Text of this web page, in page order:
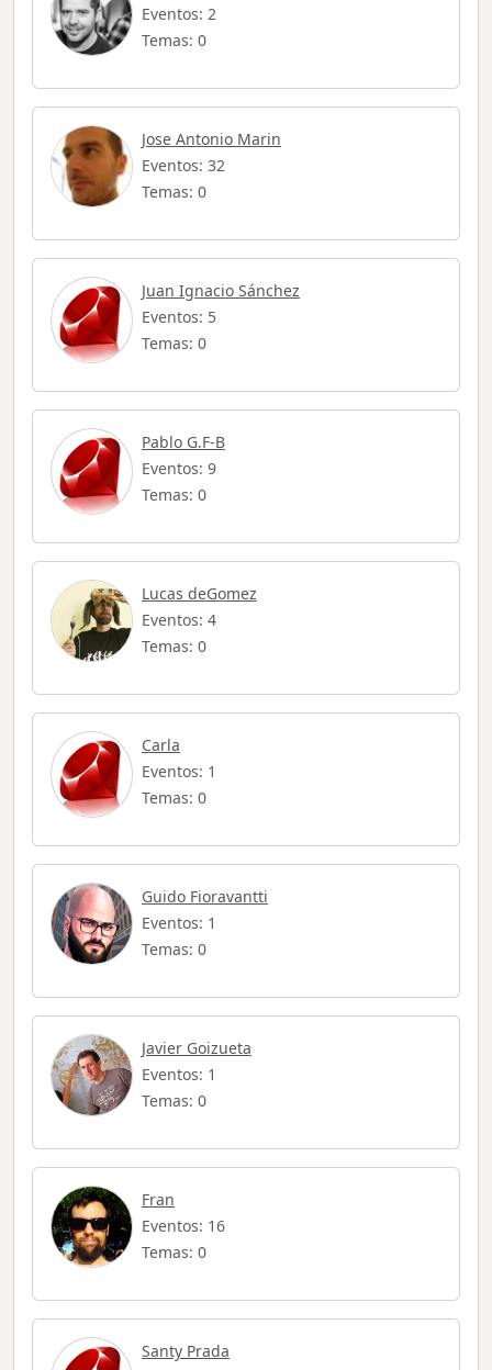
Eventos: 2
Temas: 0
Jose Antonio Marin
Eventos: 32
Temas: 0
Juan Ignacio Sánchez
Eventos: 5
Temas: 0
Pablo G.F-B
Eventos: 9
Temas: 0
Lucas deGomez
Eventos: 4
Temas: 0
Carla
Eventos: 1
Temas: 0
Guido Fioravantti
Eventos: 1
Temas: 0
Javier Goizueta
Eventos: 1
Temas: 0
Fran
Eventos: 16
Temas: 0
Santy Prada